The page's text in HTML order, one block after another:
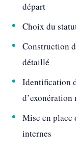
départ
Choix du
Construction
détaillé
Identification
Mise en place
internes